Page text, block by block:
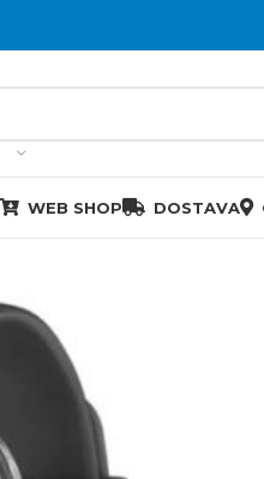
WEB SHOP DOSTAVA